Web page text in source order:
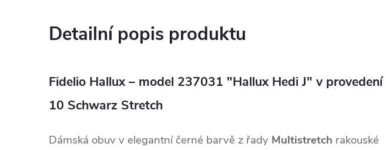
Detailní popis produktu
Fidelio Hallux – model 237031 "Hallux Hedi J" v provedení
10 Schwarz Stretch
Dámská obuv v elegantní černé barvě z řady Multistretch rakouské